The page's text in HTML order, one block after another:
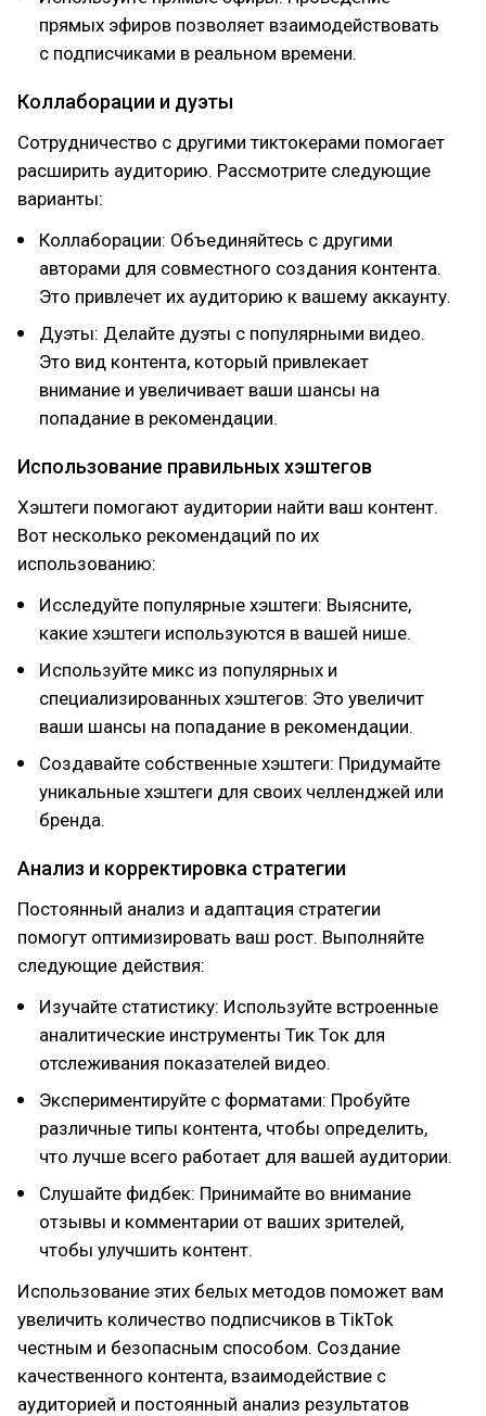
прямых эфиров позволяет взаимодействовать
с подписчиками в реальном времени.
Коллаборации и дуэты
Сотрудничество с другими тиктокерами помогает
расширить аудиторию. Рассмотрите следующие
варианты:
Коллаборации: Объединяйтесь с другими
авторами для совместного создания контента.
Это привлечет их аудиторию к вашему аккаунту.
Дуэты: Делайте дуэты с популярными видео.
Это вид контента, который привлекает
внимание и увеличивает ваши шансы на
попадание в рекомендации.
Использование правильных хэштегов
Хэштеги помогают аудитории найти ваш контент.
Вот несколько рекомендаций по их
использованию:
Исследуйте популярные хэштеги: Выясните,
какие хэштеги используются в вашей нише.
Используйте микс из популярных и
специализированных хэштегов: Это увеличит
ваши шансы на попадание в рекомендации.
Создавайте собственные хэштеги: Придумайте
уникальные хэштеги для своих челленджей или
бренда.
Анализ и корректировка стратегии
Постоянный анализ и адаптация стратегии
помогут оптимизировать ваш рост. Выполняйте
следующие действия:
Изучайте статистику: Используйте встроенные
аналитические инструменты Тик Ток для
отслеживания показателей видео.
Экспериментируйте с форматами: Пробуйте
различные типы контента, чтобы определить,
что лучше всего работает для вашей аудитории.
Слушайте фидбек: Принимайте во внимание
отзывы и комментарии от ваших зрителей,
чтобы улучшить контент.
Использование этих белых методов поможет вам
увеличить количество подписчиков в TikTok
честным и безопасным способом. Создание
качественного контента, взаимодействие с
аудиторией и постоянный анализ результатов